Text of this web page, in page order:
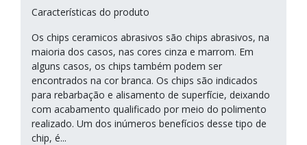
Características do produto
Os chips ceramicos abrasivos são chips abrasivos, na
maioria dos casos, nas cores cinza e marrom. Em
alguns casos, os chips também podem ser
encontrados na cor branca. Os chips são indicados
para rebarbação e alisamento de superfície, deixando
com acabamento qualificado por meio do polimento
realizado. Um dos inúmeros benefícios desse tipo de
chip, é...